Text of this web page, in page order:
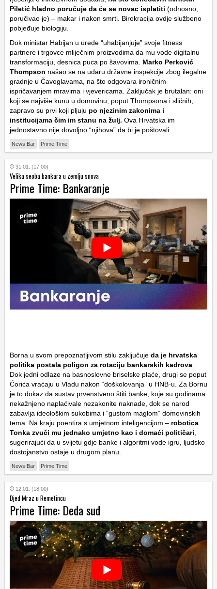
Piletić hladno poručuje da će se novac isplatiti (odnosno,
poručivao je) – makar i nakon smrti. Birokracija ovdje službeno
pobjeđuje biologiju.
Dok ministar Habijan u urede “uhabijanjuje” svoje fitness
partnere i trgovce mliječnim proizvodima da mu vode digitalnu
transformaciju, desnica puca po šavovima. Marko Perković
Thompson našao se na udaru državne inspekcije zbog ilegalne
gradnje u Čavoglavama, na što odgovara ironičnim
ispričavanjem mravima i vjevericama. Zaključak je brutalan: oni
koji se najviše kunu u domovinu, poput Thompsona i sličnih,
zapravo su prvi koji pljuju po njezinim zakonima i
institucijama čim im stanu na žulj. Ova Hrvatska im
jednostavno nije dovoljno “njihova” da bi je poštovali.
News Bar Prime Time
31.01. (17:00)
Velika seoba bankara u zemlju snova
Prime Time: Bankaranje
Borna u svom prepoznatljivom stilu zaključuje da je hrvatska
politika postala poligon za rotaciju bankarskih kadrova
Dok jedni odlaze na basnoslovne briselske plaće, drugi se poput
Ćorića vraćaju u Vladu nakon “doškolovanja” u HNB-u. Za Bornu
je to dokaz da sustav prvenstveno štiti banke, koje su godinama
nekažnjeno naplaćivale nezakonite naknade, dok se narod
zabavlja ideološkim sukobima i “gustom maglom” domovinskih
tema. Na kraju poentira s umjetnom inteligencijom – robotica
Tonka zvuči mu jednako umjetno kao i domaći političari
sugerirajući da u svijetu gdje banke i algoritmi vode igru, ljudsko
dostojanstvo ostaje u drugom planu.
News Bar Prime Time
12.01. (18:00)
Djed Mraz u Remetincu
Prime Time: Deda sud